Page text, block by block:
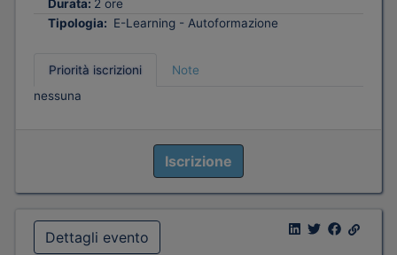
Durata: 2 ore
Tipologia: E-Learning - Autoformazione
Priorità iscrizioni
Note
nessuna
Iscrizione
Dettagli evento